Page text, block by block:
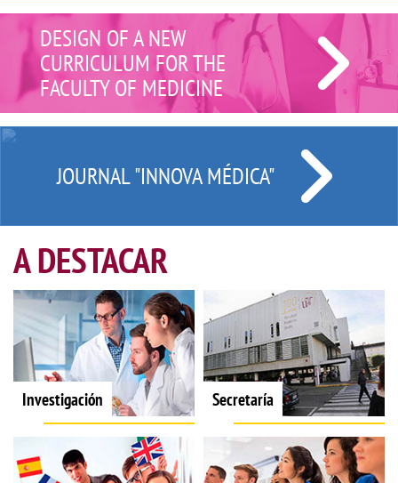
DESIGN OF A NEW
CURRICULUM FOR THE
FACULTY OF MEDICINE
JOURNAL "INNOVA MÉDICA"
A DESTACAR
Investigación Secretaría